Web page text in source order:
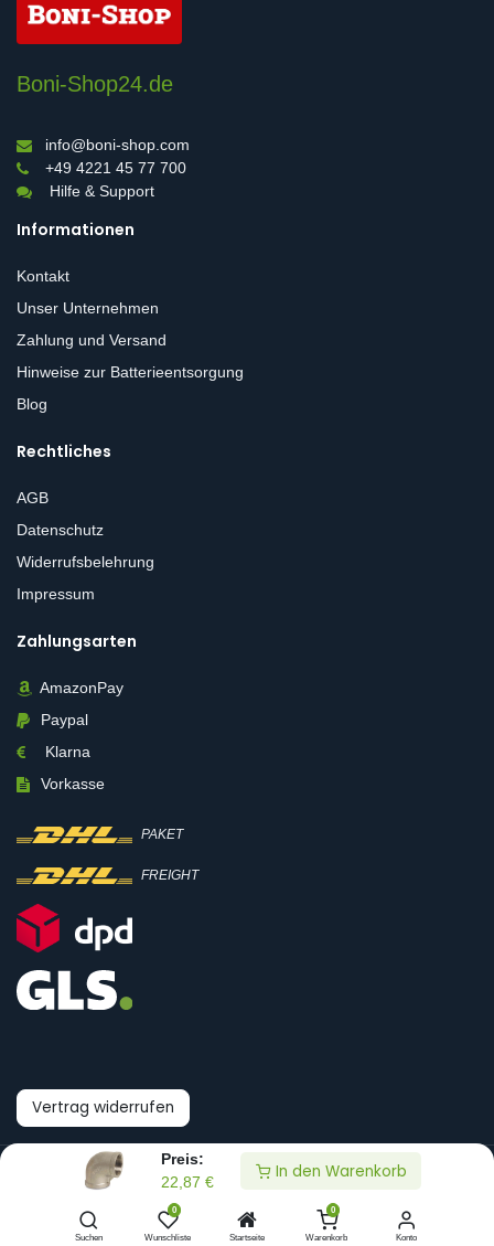
Preis:
22,87 €
In den Warenkorb
Suchen
0
Wunschliste Startseite
0
Warenkorb Konto
Boni-Shop24.de
info@boni-shop.com
+49 4221 45 77 700
Hilfe & Support
Informationen
Kontakt
Unser Unternehmen
Zahlung und Versand
Hinweise zur Batterieentsorgung
Blog
Rechtliches
AGB
Datenschutz
Widerrufsbelehrung
Impressum
Zahlungsarten
AmazonPay
Paypal
Klarna
Vorkasse
PAKET
FREIGHT
Vertrag widerrufen
© Boni-Shop GmbH
Datenpräferenzen